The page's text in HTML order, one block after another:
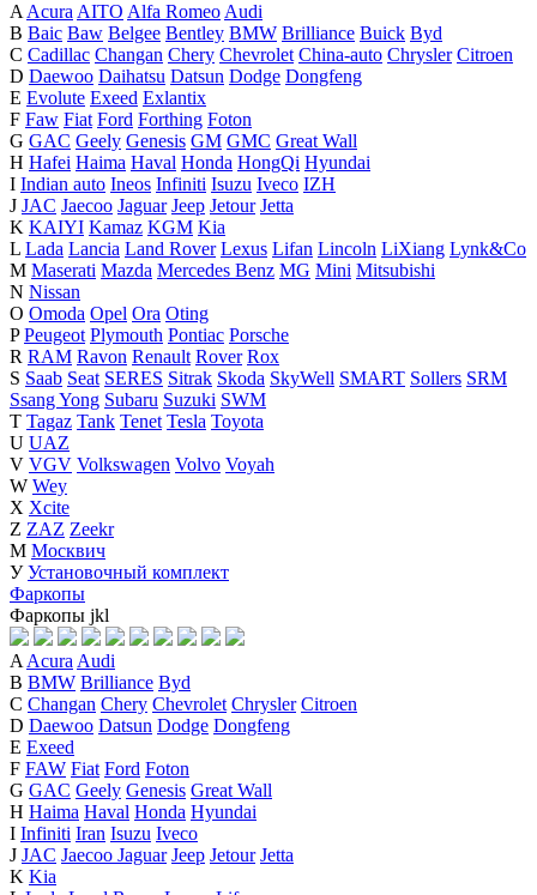
A Acura AITO Alfa Romeo Audi
B Baic Baw Belgee Bentley BMW Brilliance Buick Byd
C Cadillac Changan Chery Chevrolet China-auto Chrysler Citroen
D Daewoo Daihatsu Datsun Dodge Dongfeng
E Evolute Exeed Exlantix
F Faw Fiat Ford Forthing Foton
G GAC Geely Genesis GM GMC Great Wall
H Hafei Haima Haval Honda HongQi Hyundai
I Indian auto Ineos Infiniti Isuzu Iveco IZH
J JAC Jaecoo Jaguar Jeep Jetour Jetta
K KAIYI Kamaz KGM Kia
L Lada Lancia Land Rover Lexus Lifan Lincoln LiXiang Lynk&Co
M Maserati Mazda Mercedes Benz MG Mini Mitsubishi
N Nissan
O Omoda Opel Ora Oting
P Peugeot Plymouth Pontiac Porsche
R RAM Ravon Renault Rover Rox
S Saab Seat SERES Sitrak Skoda SkyWell SMART Sollers SRM
Ssang Yong Subaru Suzuki SWM
T Tagaz Tank Tenet Tesla Toyota
U UAZ
V VGV Volkswagen Volvo Voyah
W Wey
X Xcite
Z ZAZ Zeekr
М Москвич
У Установочный комплект
Фаркопы
Фаркопы jkl
A Acura Audi
B BMW Brilliance Byd
C Changan Chery Chevrolet Chrysler Citroen
D Daewoo Datsun Dodge Dongfeng
E Exeed
F FAW Fiat Ford Foton
G GAC Geely Genesis Great Wall
H Haima Haval Honda Hyundai
I Infiniti Iran Isuzu Iveco
J JAC Jaecoo Jaguar Jeep Jetour Jetta
K Kia